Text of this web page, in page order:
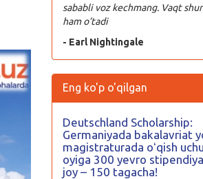
sababli voz kechmang. Vaqt
ham o’tadi
- Earl Nightingale
Eng ko'p o'qilgan
Deutschland Scholarship:
Germaniyada bakalavriat
magistraturada oʻqish
oyiga 300 yevro
joy – 150 tagacha!